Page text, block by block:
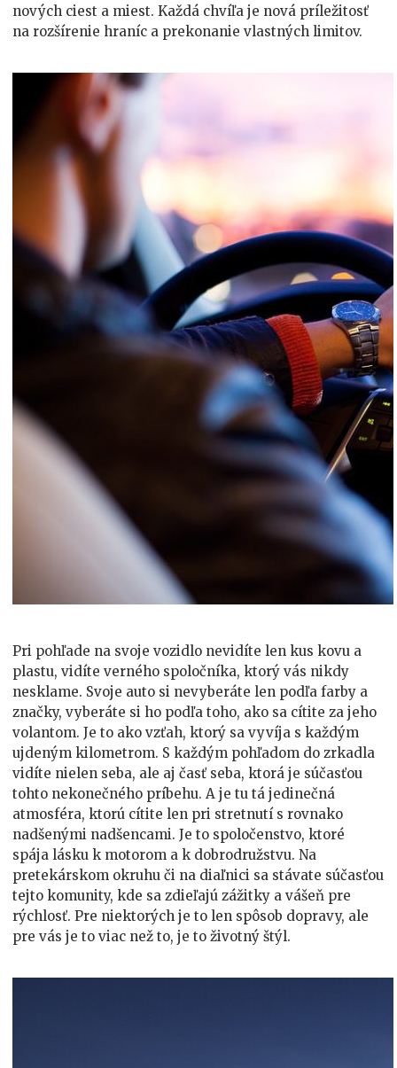
cesta
nových ciest a miest. Každá chvíľa je nová príležitosť
na rozšírenie hraníc a prekonanie vlastných limitov.
Pri pohľade na svoje vozidlo nevidíte len kus kovu a
plastu, vidíte verného spoločníka, ktorý vás nikdy
nesklame. Svoje auto si nevyberáte len podľa farby a
značky, vyberáte si ho podľa toho, ako sa cítite za jeho
volantom. Je to ako vzťah, ktorý sa vyvíja s každým
ujdeným kilometrom. S každým pohľadom do zrkadla
vidíte nielen seba, ale aj časť seba, ktorá je súčasťou
tohto nekonečného príbehu. A je tu tá jedinečná
atmosféra, ktorú cítite len pri stretnutí s rovnako
nadšenými nadšencami. Je to spoločenstvo, ktoré
spája lásku k motorom a k dobrodružstvu. Na
pretekárskom okruhu či na diaľnici sa stávate súčasťou
tejto komunity, kde sa zdieľajú zážitky a vášeň pre
rýchlosť. Pre niektorých je to len spôsob dopravy, ale
pre vás je to viac než to, je to životný štýl.